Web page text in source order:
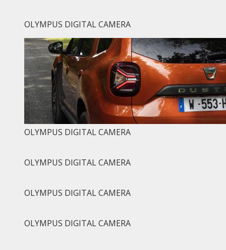
OLYMPUS DIGITAL CAMERA
OLYMPUS DIGITAL CAMERA
OLYMPUS DIGITAL CAMERA
OLYMPUS DIGITAL CAMERA
OLYMPUS DIGITAL CAMERA